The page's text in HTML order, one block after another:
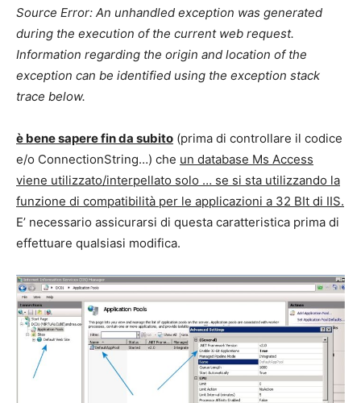
Source Error: An unhandled exception was generated
during the execution of the current web request.
Information regarding the origin and location of the
exception can be identified using the exception stack
trace below.
è bene sapere fin da subito (prima di controllare il codice
e/o ConnectionString…) che un database Ms Access
viene utilizzato/interpellato solo … se si sta utilizzando la
funzione di compatibilità per le applicazioni a 32 BIt di IIS.
E’ necessario assicurarsi di questa caratteristica prima di
effettuare qualsiasi modifica.